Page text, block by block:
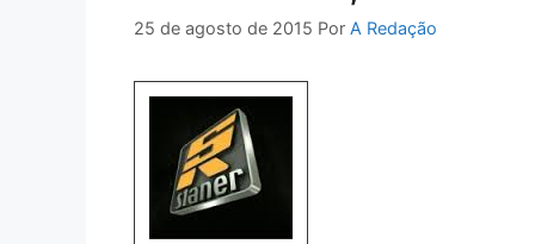
25 de agosto de 2015 Por A Redação